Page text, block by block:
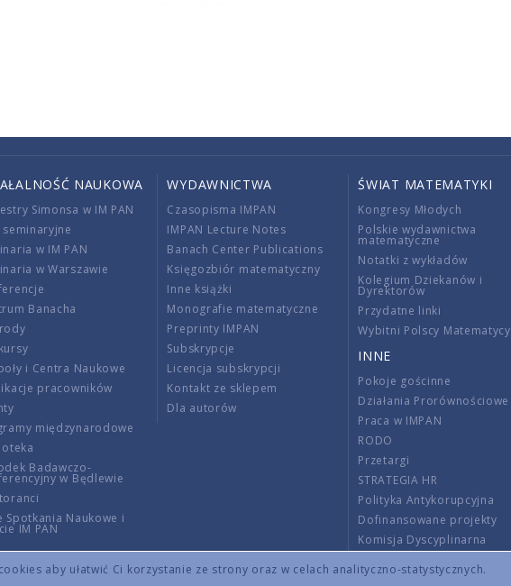
aby ułatwić Ci korzystanie ze strony oraz w celach analityczno-statystycznych.
NAUKOWA
Simonsa w IM PAN
seminaryjne
w IM PAN
w Warszawie
Banacha
i Centra Naukowe
pracowników
międzynarodowe
Badawczo-
w Będlewie
Spotkania Naukowe i
IM PAN
WYDAWNICTWA
Czasopisma IMPAN
IMPAN Lecture Notes
Banach Center Publications
Księgozbiór matematyczny
Inne książki
Monografie matematyczne
Preprinty IMPAN
Subskrypcje
Licencja subskrypcji
Kontakt ze sklepem
Dla autorów
ŚWIAT MATEMATYKI
Kongresy Młodych
Polskie wydawnictwa
matematyczne
Notatki z wykładów
Kolegium Dziekanów i
Dyrektorów
Przydatne linki
Wybitni Polscy Matematycy
INNE
Pokoje gościnne
Działania Prorównościowe
Praca w IMPAN
RODO
Przetargi
STRATEGIA HR
Polityka Antykorupcyjna
Dofinansowane projekty
Komisja Dyscyplinarna
Wnoszenie opłat